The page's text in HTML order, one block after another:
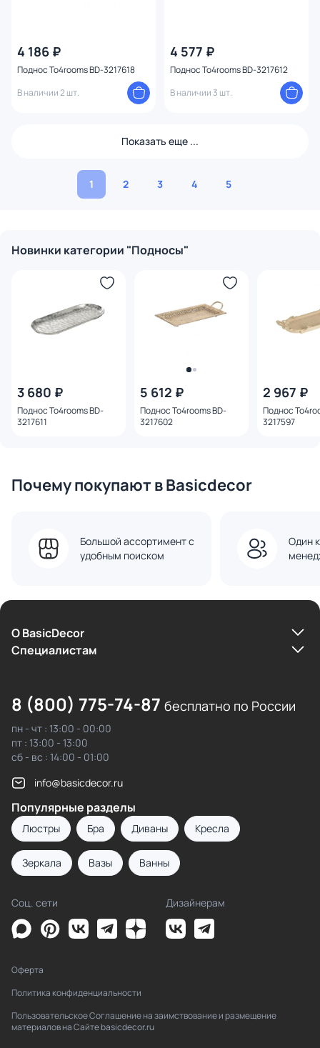
4 186 ₽
Поднос To4rooms BD-3217618
В наличии 2 шт.
4 577 ₽
Поднос To4rooms BD-3217612
В наличии 3 шт.
Показать еще ...
1 2 3 4 5
Новинки категории "Подносы"
3 680 ₽
Поднос To4rooms BD-
3217611
5 612 ₽
Поднос To4rooms BD-
3217602
2 967 ₽
Поднос
3217597
Почему покупают в Basicdecor
Большой ассортимент с
удобным поиском
Один
О BasicDecor
Cпециалистам
8 (800) 775-74-87 бесплатно по России
пн - чт : 13:00 - 00:00
пт : 13:00 - 13:00
сб - вс : 14:00 - 01:00
info@basicdecor.ru
Популярные разделы
Люстры Бра Диваны Кресла
Зеркала Вазы Ванны
Соц. сети Дизайнерам
Оферта
Политика конфиденциальности
Пользовательское Соглашение на заимствование и размещение
материалов на Сайте basicdecor.ru